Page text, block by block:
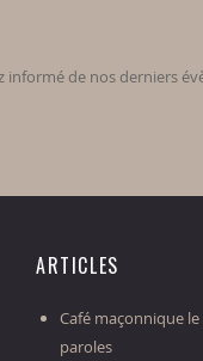
informé de nos derniers
ARTICLES
Café maçonnique le
paroles